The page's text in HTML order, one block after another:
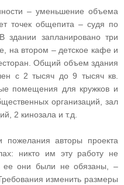
– уменьшение объема
точек общепита – судя по
здании запланировано три
на втором – детское кафе и
Общий объем здания
с 2 тысяч до 9 тысяч кв.
помещения для кружков и
организаций, зал
2 кинозала и т.д.
авторы проекта
никто им эту работу не
ее они были не обязаны, –
изменить размеры